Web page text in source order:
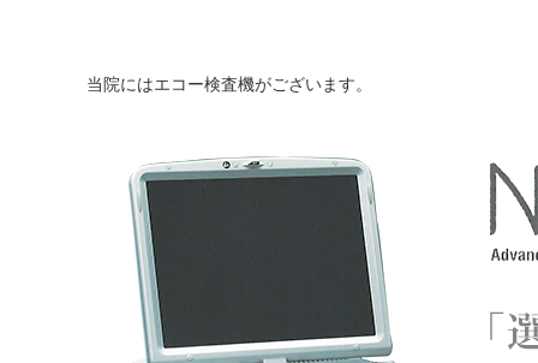
当院にはエコー検査機がございます。